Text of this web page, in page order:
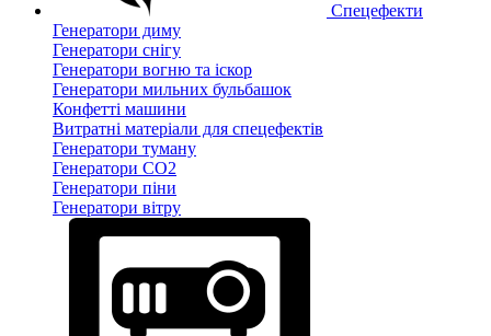
Спецефекти
Генератори диму
Генератори снігу
Генератори вогню та іскор
Генератори мильних бульбашок
Конфетті машини
Витратні матеріали для спецефектів
Генератори туману
Генератори CO2
Генератори піни
Генератори вітру